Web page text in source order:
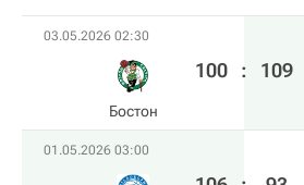
03.05.2026 02:30
Бостон
100 : 109
01.05.2026 03:00